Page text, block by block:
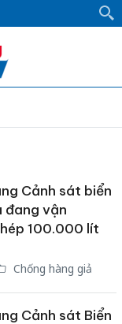
Cảnh sát biển
đang vận
100.000 lít
Chống hàng giả
Cảnh sát Biển